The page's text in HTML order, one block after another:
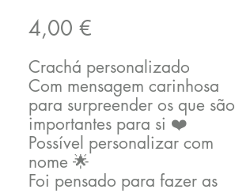
4,00 €
Crachá personalizado
Com mensagem carinhosa
para surpreender os que são
importantes para si ❤️
Possível personalizar com
nome 🌟
Foi pensado para fazer as